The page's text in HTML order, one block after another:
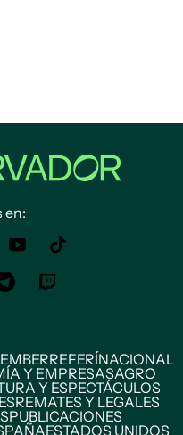
en:
REFERÍNACIONAL
Y EMPRESASAGRO
Y ESPECTÁCULOS
REMATES Y LEGALES
PUBLICACIONES
ESTADOS UNIDOS